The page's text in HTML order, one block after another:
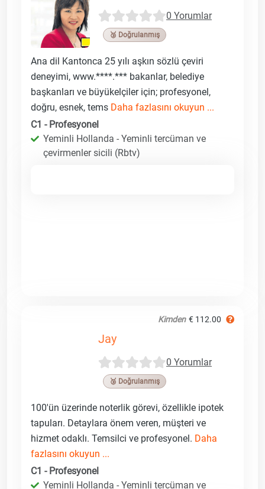
0 Yorumlar
🥉 Doğrulanmış
Ana dil Kantonca 25 yılı aşkın sözlü çeviri
deneyimi, www.****.*** bakanlar, belediye
başkanları ve büyükelçiler için; profesyonel,
doğru, esnek, tems Daha fazlasını okuyun ...
C1 - Profesyonel
Yeminli Hollanda - Yeminli tercüman ve
çevirmenler sicili (Rbtv)
Kimden € 112.00
Jay
0 Yorumlar
🥉 Doğrulanmış
100'ün üzerinde noterlik görevi, özellikle ipotek
tapuları. Detaylara önem veren, müşteri ve
hizmet odaklı. Temsilci ve profesyonel. Daha
fazlasını okuyun ...
C1 - Profesyonel
Yeminli Hollanda - Yeminli tercüman ve